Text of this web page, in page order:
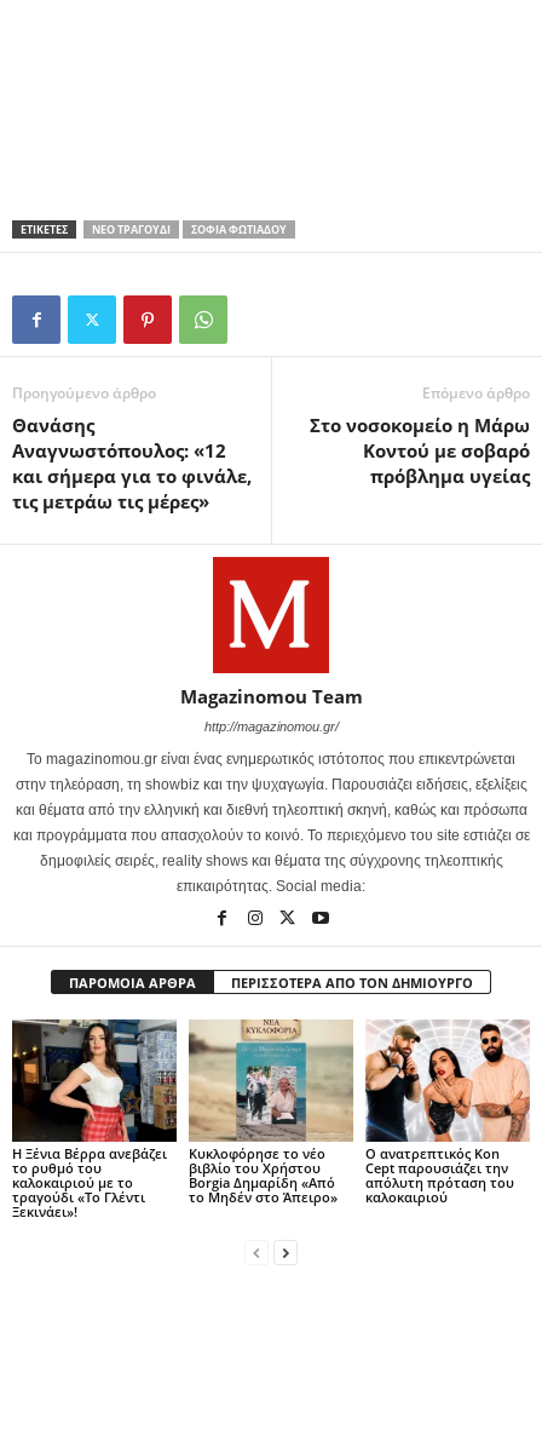
ΕΤΙΚΕΤΕΣ ΝΈΟ ΤΡΑΓΟΎΔΙ ΣΟΦΊΑ ΦΩΤΙΆΔΟΥ
Προηγούμενο άρθρο
Θανάσης
Αναγνωστόπουλος: «12
και σήμερα για το φινάλε,
τις μετράω τις μέρες»
Επόμενο άρθρο
Στο νοσοκομείο η Μάρω
Κοντού με σοβαρό
πρόβλημα υγείας
Magazinomou Team
http://magazinomou.gr/
Το magazinomou.gr είναι ένας ενημερωτικός ιστότοπος που επικεντρώνεται
στην τηλεόραση, τη showbiz και την ψυχαγωγία. Παρουσιάζει ειδήσεις, εξελίξεις
και θέματα από την ελληνική και διεθνή τηλεοπτική σκηνή, καθώς και πρόσωπα
και προγράμματα που απασχολούν το κοινό. Το περιεχόμενο του site εστιάζει σε
δημοφιλείς σειρές, reality shows και θέματα της σύγχρονης τηλεοπτικής
επικαιρότητας. Social media:
ΠΑΡΟΜΟΙΑ ΑΡΘΡΑ ΠΕΡΙΣΣΟΤΕΡΑ ΑΠΟ ΤΟΝ ΔΗΜΙΟΥΡΓΟ
Η Ξένια Βέρρα ανεβάζει
το ρυθμό του
καλοκαιριού με το
τραγούδι «Το Γλέντι
Ξεκινάει»!
Κυκλοφόρησε το νέο
βιβλίο του Χρήστου
Borgia Δημαρίδη «Από
το Μηδέν στο Άπειρο»
Ο ανατρεπτικός Kon
Cept παρουσιάζει την
απόλυτη πρόταση του
καλοκαιριού